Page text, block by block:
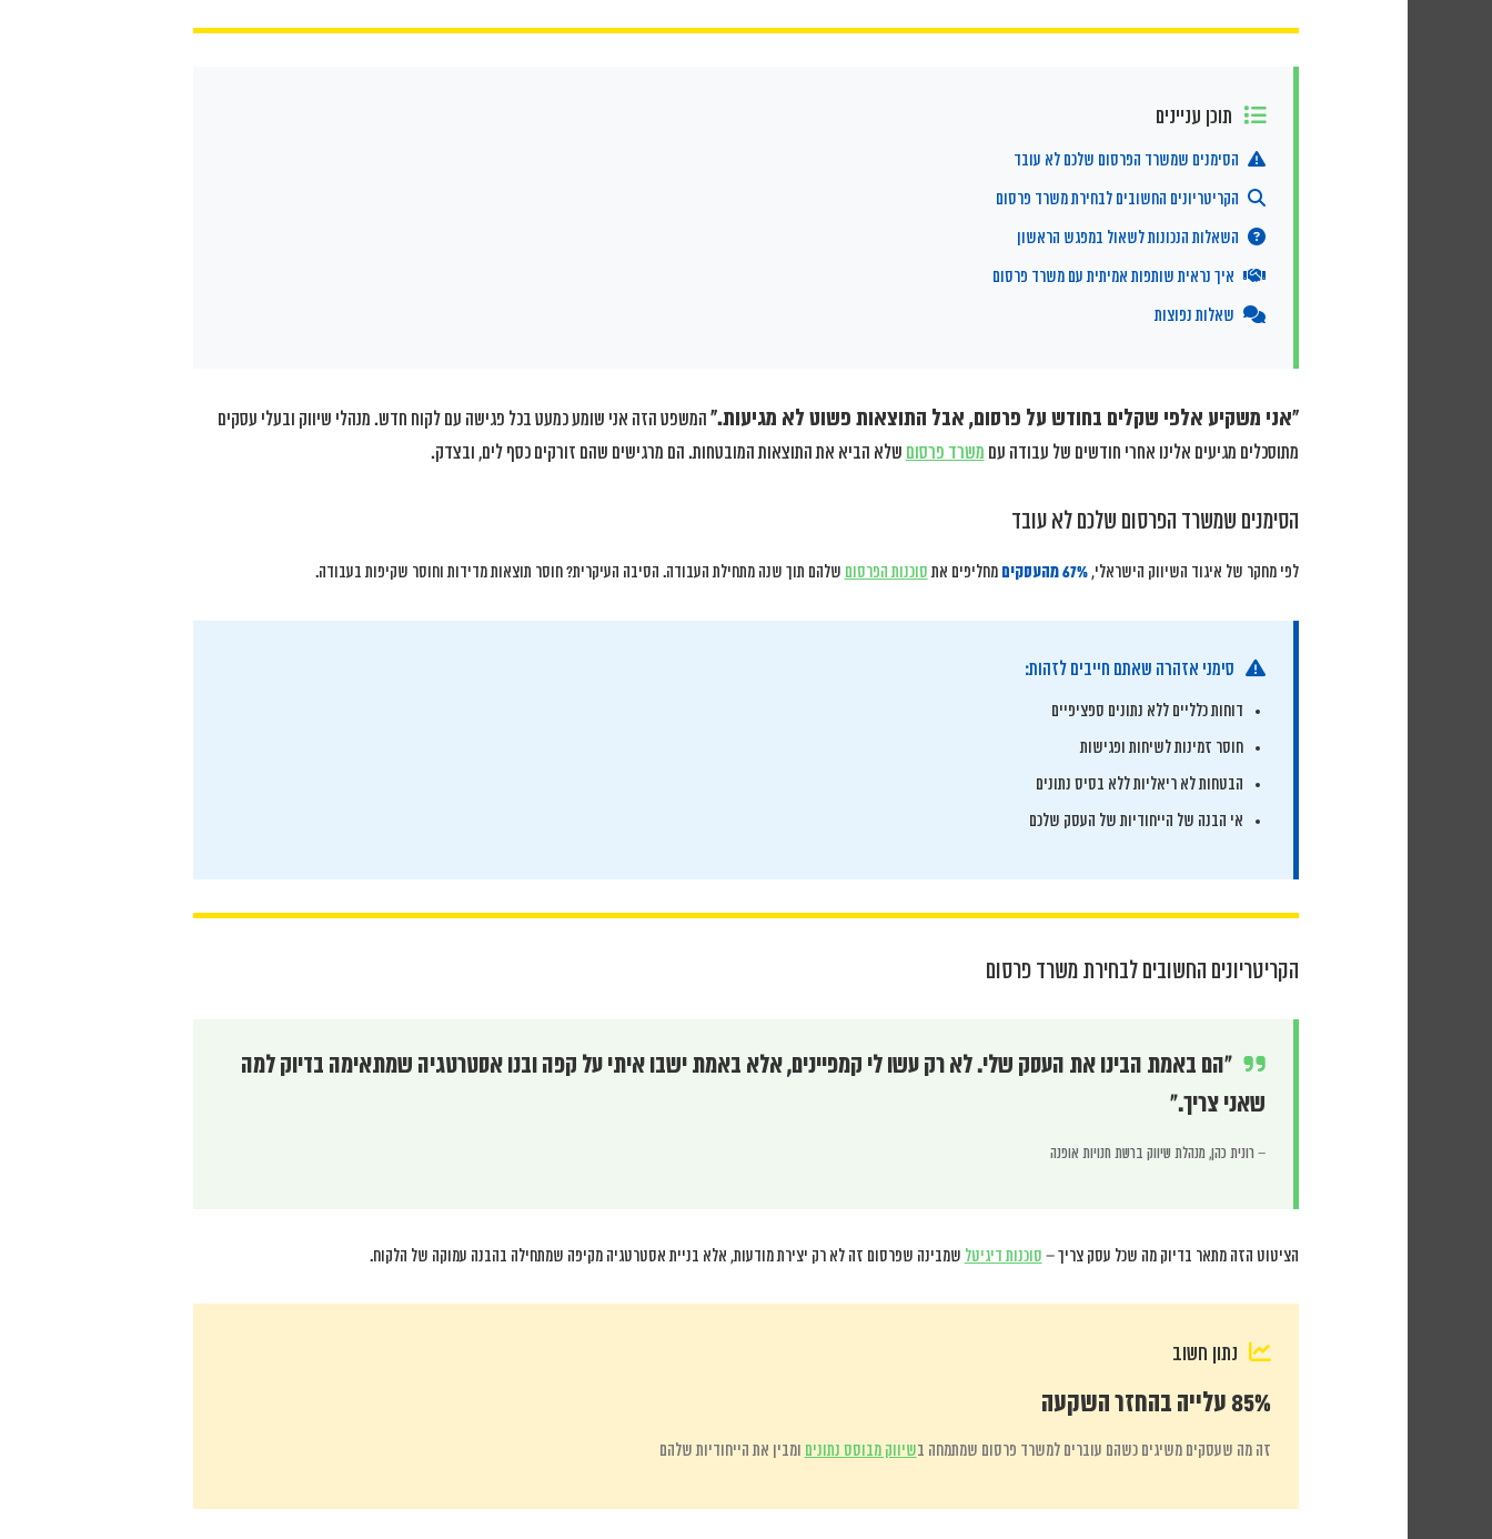
תוכן עניינים
הסימנים שמשרד הפרסום שלכם לא עובד
הקריטריונים החשובים לבחירת משרד פרסום
השאלות הנכונות לשאול במפגש הראשון
איך נראית שותפות אמיתית עם משרד פרסום
שאלות נפוצות
“אני משקיע אלפי שקלים בחודש על פרסום, אבל התוצאות פשוט לא מגיעות.” המשפט הזה אני שומע כמעט בכל פגישה עם לקוח חדש. מנהלי שיווק ובעלי עסקים
מתוסכלים מגיעים אלינו אחרי חודשים של עבודה עם משרד פרסום שלא הביא את התוצאות המובטחות. הם מרגישים שהם זורקים כסף לים, ובצדק.
הסימנים שמשרד הפרסום שלכם לא עובד
לפי מחקר של איגוד השיווק הישראלי,67% מהעסקים מחליפים אתסוכנות הפרסום שלהם תוך שנה מתחילת העבודה. הסיבה העיקרית? חוסר תוצאות מדידות וחוסר שקיפות בעבודה.
סימני אזהרה שאתם חייבים לזהות:
דוחות כלליים ללא נתונים ספציפיים
חוסר זמינות לשיחות ופגישות
הבטחות לא ריאליות ללא בסיס נתונים
אי הבנה של הייחודיות של העסק שלכם
הקריטריונים החשובים לבחירת משרד פרסום
“הם באמת הבינו את העסק שלי. לא רק עשו לי קמפיינים, אלא באמת ישבו איתי על קפה ובנו אסטרטגיה שמתאימה בדיוק למה
שאני צריך.”
– רונית כהן, מנהלת שיווק ברשת חנויות אופנה
הציטוט הזה מתאר בדיוק מה שכל עסק צריך – סוכנות דיגיטל שמבינה שפרסום זה לא רק יצירת מודעות, אלא בניית אסטרטגיה מקיפה שמתחילה בהבנה עמוקה של הלקוח.
נתון חשוב
85% עלייה בהחזר השקעה
זה מה שעסקים משיגים כשהם עוברים למשרד פרסום שמתמחה בשיווק מבוסס נתונים ומבין את הייחודיות שלהם